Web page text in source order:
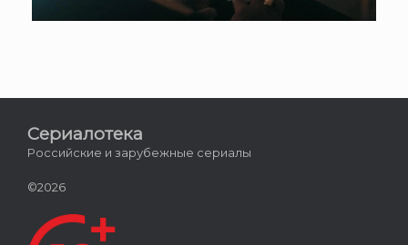
Сериалотека
Российские и зарубежные сериалы
©2026